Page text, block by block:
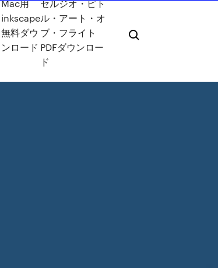
Mac用
inkscape
無料ダウ
ンロード
セルジオ・ピト
ル・アート・オ
ブ・フライト
PDFダウンロー
ド